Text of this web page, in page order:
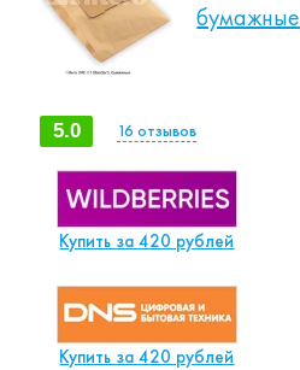
бумажные
5.0 16 отзывов
Купить за 420 рублей
Купить за 420 рублей